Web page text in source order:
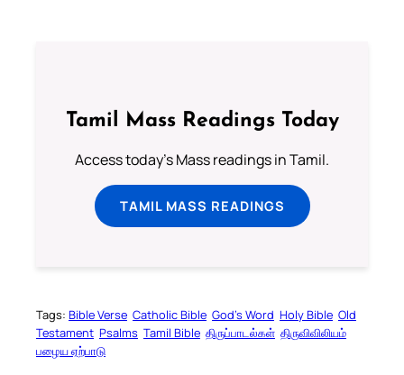
Tamil Mass Readings Today
Access today's Mass readings in Tamil.
TAMIL MASS READINGS
Tags: Bible Verse Catholic Bible God’s Word Holy Bible Old
Testament Psalms Tamil Bible திருப்பாடல்கள் திருவிவிலியம்
பழைய ஏற்பாடு